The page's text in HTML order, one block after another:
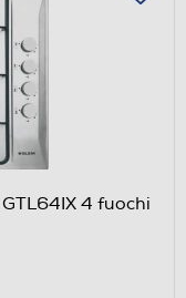
4 fuochi